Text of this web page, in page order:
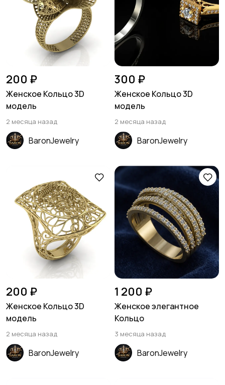
200 ₽
Женское Кольцо 3D
модель
2 месяца назад
BaronJewelry
300 ₽
Женское Кольцо 3D
модель
2 месяца назад
BaronJewelry
200 ₽
Женское Кольцо 3D
модель
2 месяца назад
BaronJewelry
1 200 ₽
Женское элегантное
Кольцо
3 месяца назад
BaronJewelry